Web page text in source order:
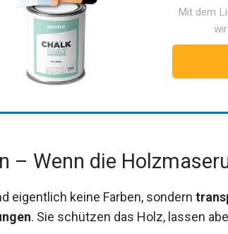
Mit dem
– Wenn die
eigentlich keine Farben, sondern
. Sie schützen das Holz, lassen